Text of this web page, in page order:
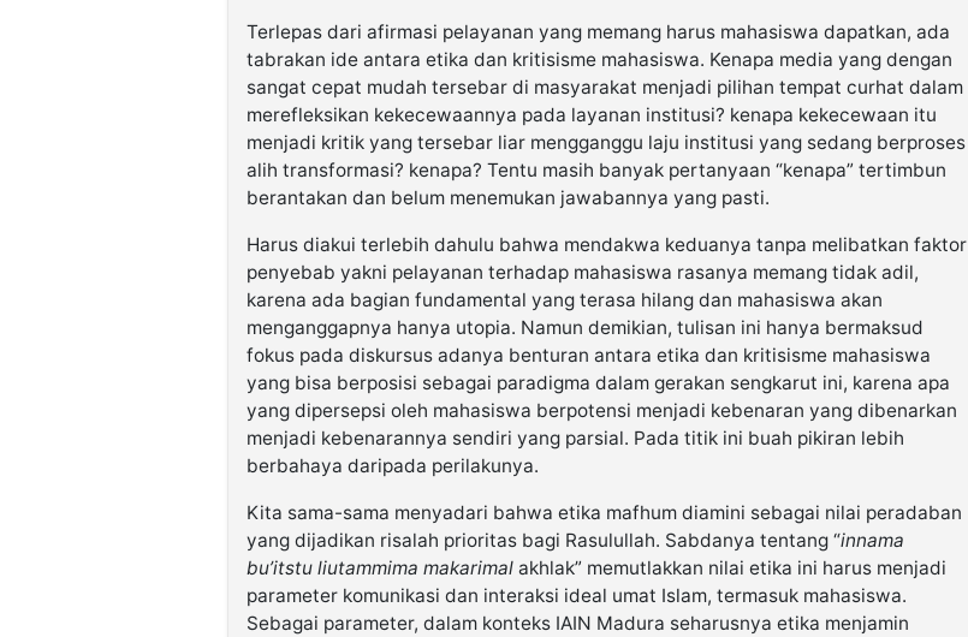
Terlepas dari afirmasi pelayanan yang memang harus mahasiswa dapatkan, ada
tabrakan ide antara etika dan kritisisme mahasiswa. Kenapa media yang dengan
sangat cepat mudah tersebar di masyarakat menjadi pilihan tempat curhat dalam
merefleksikan kekecewaannya pada layanan institusi? kenapa kekecewaan itu
menjadi kritik yang tersebar liar mengganggu laju institusi yang sedang berproses
alih transformasi? kenapa? Tentu masih banyak pertanyaan “kenapa” tertimbun
berantakan dan belum menemukan jawabannya yang pasti.
Harus diakui terlebih dahulu bahwa mendakwa keduanya tanpa melibatkan faktor
penyebab yakni pelayanan terhadap mahasiswa rasanya memang tidak adil,
karena ada bagian fundamental yang terasa hilang dan mahasiswa akan
menganggapnya hanya utopia. Namun demikian, tulisan ini hanya bermaksud
fokus pada diskursus adanya benturan antara etika dan kritisisme mahasiswa
yang bisa berposisi sebagai paradigma dalam gerakan sengkarut ini, karena apa
yang dipersepsi oleh mahasiswa berpotensi menjadi kebenaran yang dibenarkan
menjadi kebenarannya sendiri yang parsial. Pada titik ini buah pikiran lebih
berbahaya daripada perilakunya.
Kita sama-sama menyadari bahwa etika mafhum diamini sebagai nilai peradaban
yang dijadikan risalah prioritas bagi Rasulullah. Sabdanya tentang “innama
bu’itstu liutammima makarimal akhlak” memutlakkan nilai etika ini harus menjadi
parameter komunikasi dan interaksi ideal umat Islam, termasuk mahasiswa.
Sebagai parameter, dalam konteks IAIN Madura seharusnya etika menjamin